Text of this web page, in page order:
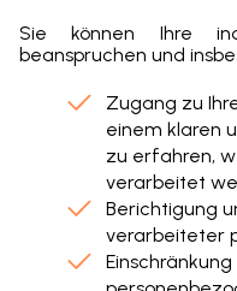
Sie können Ihre
beanspruchen und
Zugang zu
einem klaren
zu erfahren,
verarbeitet
Berichtigung
verarbeiteter